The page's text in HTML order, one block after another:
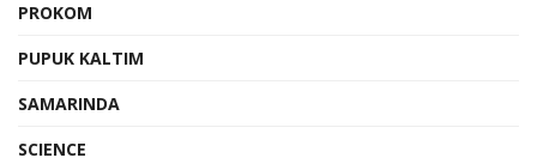
PROKOM
PUPUK KALTIM
SAMARINDA
SCIENCE